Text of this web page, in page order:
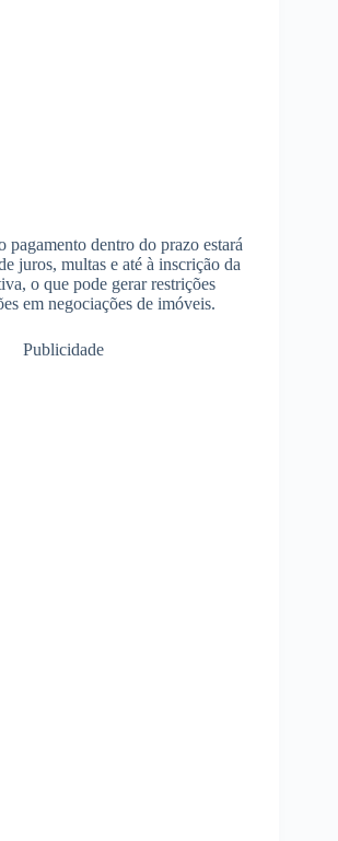
pagamento dentro do prazo estará
juros, multas e até à inscrição da
o que pode gerar restrições
em negociações de imóveis.
Publicidade